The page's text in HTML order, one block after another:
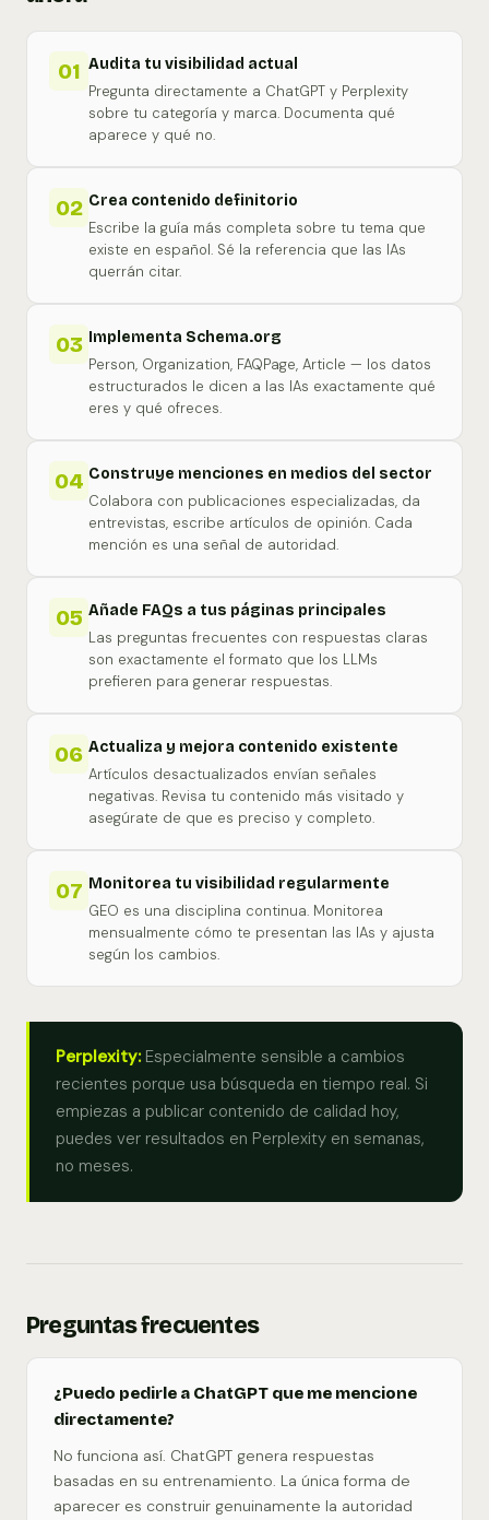
01 Audita tu visibilidad actual
Pregunta directamente a ChatGPT y Perplexity
sobre tu categoría y marca. Documenta qué
aparece y qué no.
02 Crea contenido definitorio
Escribe la guía más completa sobre tu tema que
existe en español. Sé la referencia que las IAs
querrán citar.
03 Implementa Schema.org
Person, Organization, FAQPage, Article — los datos
estructurados le dicen a las IAs exactamente qué
eres y qué ofreces.
04 Construye menciones en medios del sector
Colabora con publicaciones especializadas, da
entrevistas, escribe artículos de opinión. Cada
mención es una señal de autoridad.
05 Añade FAQs a tus páginas principales
Las preguntas frecuentes con respuestas claras
son exactamente el formato que los LLMs
prefieren para generar respuestas.
06 Actualiza y mejora contenido existente
Artículos desactualizados envían señales
negativas. Revisa tu contenido más visitado y
asegúrate de que es preciso y completo.
07 Monitorea tu visibilidad regularmente
GEO es una disciplina continua. Monitorea
mensualmente cómo te presentan las IAs y ajusta
según los cambios.
Perplexity: Especialmente sensible a cambios
recientes porque usa búsqueda en tiempo real. Si
empiezas a publicar contenido de calidad hoy,
puedes ver resultados en Perplexity en semanas,
no meses.
Preguntas frecuentes
¿Puedo pedirle a ChatGPT que me mencione
directamente?
No funciona así. ChatGPT genera respuestas
basadas en su entrenamiento. La única forma de
aparecer es construir genuinamente la autoridad